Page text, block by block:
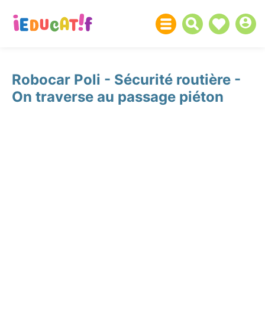
Robocar Poli - Sécurité routière -
On traverse au passage piéton